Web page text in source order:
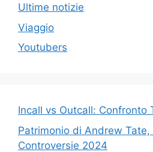
Ultime notizie
Viaggio
Youtubers
Incall vs Outcall: Confronto
Patrimonio di Andrew Tate,
Controversie 2024